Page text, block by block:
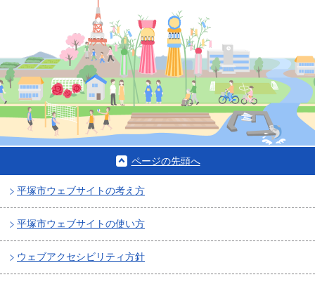
ページの先頭へ
平塚市ウェブサイトの考え方
平塚市ウェブサイトの使い方
ウェブアクセシビリティ方針